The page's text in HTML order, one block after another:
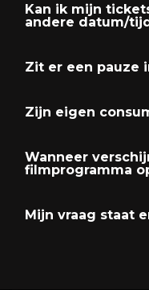
Kan ik mijn
andere datum/
Zit er een pauze
Zijn eigen
Wanneer
filmprogramma
Mijn vraag staat